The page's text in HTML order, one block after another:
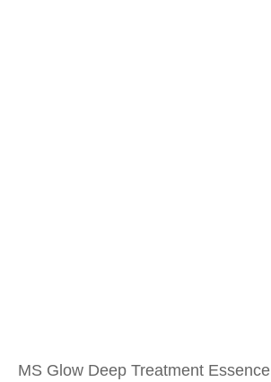
MS Glow Deep Treatment